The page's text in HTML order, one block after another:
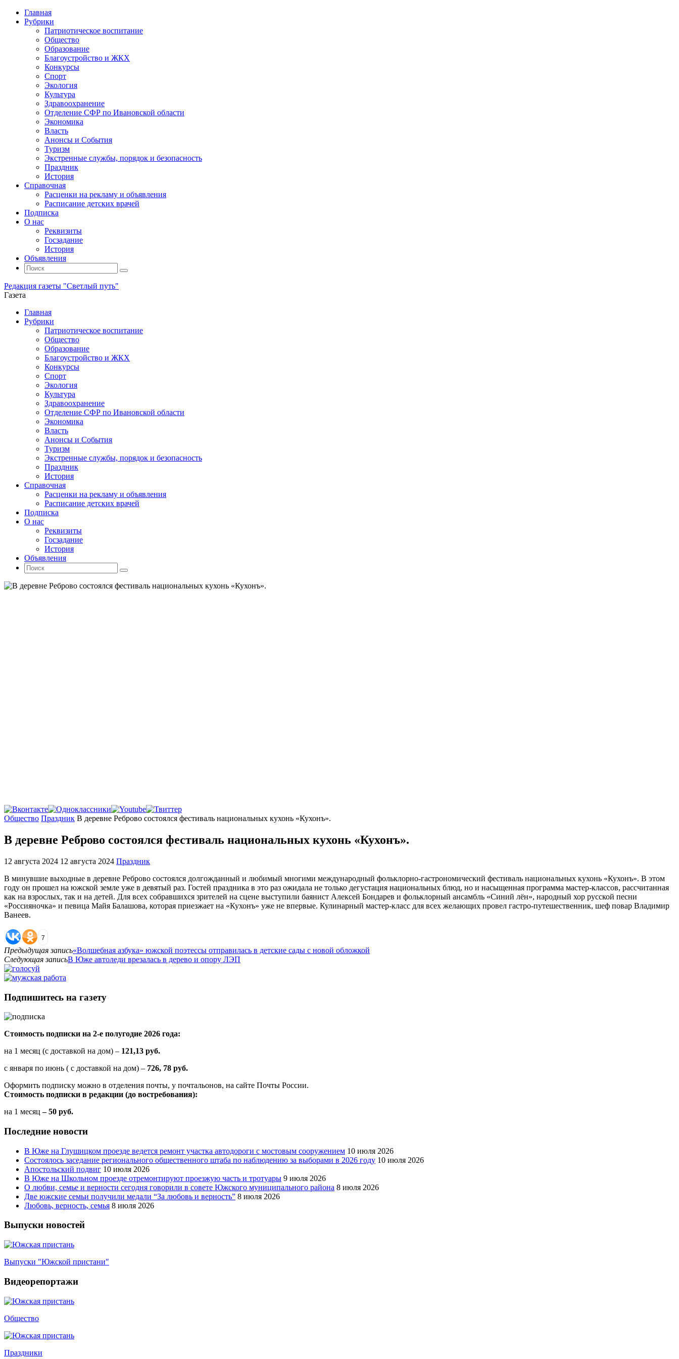
Главная
Рубрики
Патриотическое воспитание
Общество
Образование
Благоустройство и ЖКХ
Конкурсы
Спорт
Экология
Культура
Здравоохранение
Отделение СФР по Ивановской области
Экономика
Власть
Анонсы и События
Туризм
Экстренные службы, порядок и безопасность
Праздник
История
Справочная
Расценки на рекламу и объявления
Расписание детских врачей
Подписка
О нас
Реквизиты
Госзадание
История
Объявления
Поиск
Искать:
Поиск
Редакция газеты "Светлый путь"
Газета
Промотать
содержимому
Главная
Рубрики
Патриотическое воспитание
Общество
Образование
Благоустройство и ЖКХ
Конкурсы
Спорт
Экология
Культура
Здравоохранение
Отделение СФР по Ивановской области
Экономика
Власть
Анонсы и События
Туризм
Экстренные службы, порядок и безопасность
Праздник
История
Справочная
Расценки на рекламу и объявления
Расписание детских врачей
Подписка
О нас
Реквизиты
Госзадание
История
Объявления
Поиск
Искать:
Поиск
Главная
Общество Праздник В деревне Реброво состоялся фестиваль национальных кухонь «Кухонъ».
В деревне Реброво состоялся фестиваль национальных кухонь «Кухонъ».
12 августа 2024 12 августа 2024 Праздник
В минувшие выходные в деревне Реброво состоялся долгожданный и любимый многими международный фольклорно-гастрономический фестиваль национальных кухонь «Кухонъ». В этом
году он прошел на южской земле уже в девятый раз. Гостей праздника в это раз ожидала не только дегустация национальных блюд, но и насыщенная программа мастер-классов, рассчитанная
как на взрослых, так и на детей. Для всех собравшихся зрителей на сцене выступили баянист Алексей Бондарев и фольклорный ансамбль «Синий лён», народный хор русской песни
«Россияночка» и певица Майя Балашова, которая приезжает на «Кухонъ» уже не впервые. Кулинарный мастер-класс для всех желающих провел гастро-путешественник, шеф повар Владимир
Ванеев.
7
Предыдущая запись«Волшебная азбука» южской поэтессы отправилась в детские сады с новой обложкой
Следующая записьВ Юже автоледи врезалась в дерево и опору ЛЭП
Подпишитесь на газету
Стоимость подписки на 2-е полугодие 2026 года:
на 1 месяц (с доставкой на дом) – 121,13 руб.
с января по июнь ( с доставкой на дом) – 726, 78 руб.
Оформить подписку можно в отделения почты, у почтальонов, на сайте Почты России.
Стоимость подписки в редакции (до востребования):
на 1 месяц – 50 руб.
Последние новости
В Юже на Глушицком проезде ведется ремонт участка автодороги с мостовым сооружением 10 июля 2026
Состоялось заседание регионального общественного штаба по наблюдению за выборами в 2026 году 10 июля 2026
Апостольский подвиг 10 июля 2026
В Юже на Школьном проезде отремонтируют проезжую часть и тротуары 9 июля 2026
О любви, семье и верности сегодня говорили в совете Южского муниципального района 8 июля 2026
Две южские семьи получили медали “За любовь и верность” 8 июля 2026
Любовь, верность, семья 8 июля 2026
Выпуски новостей
Выпуски "Южской пристани"
Видеорепортажи
Общество
Праздники